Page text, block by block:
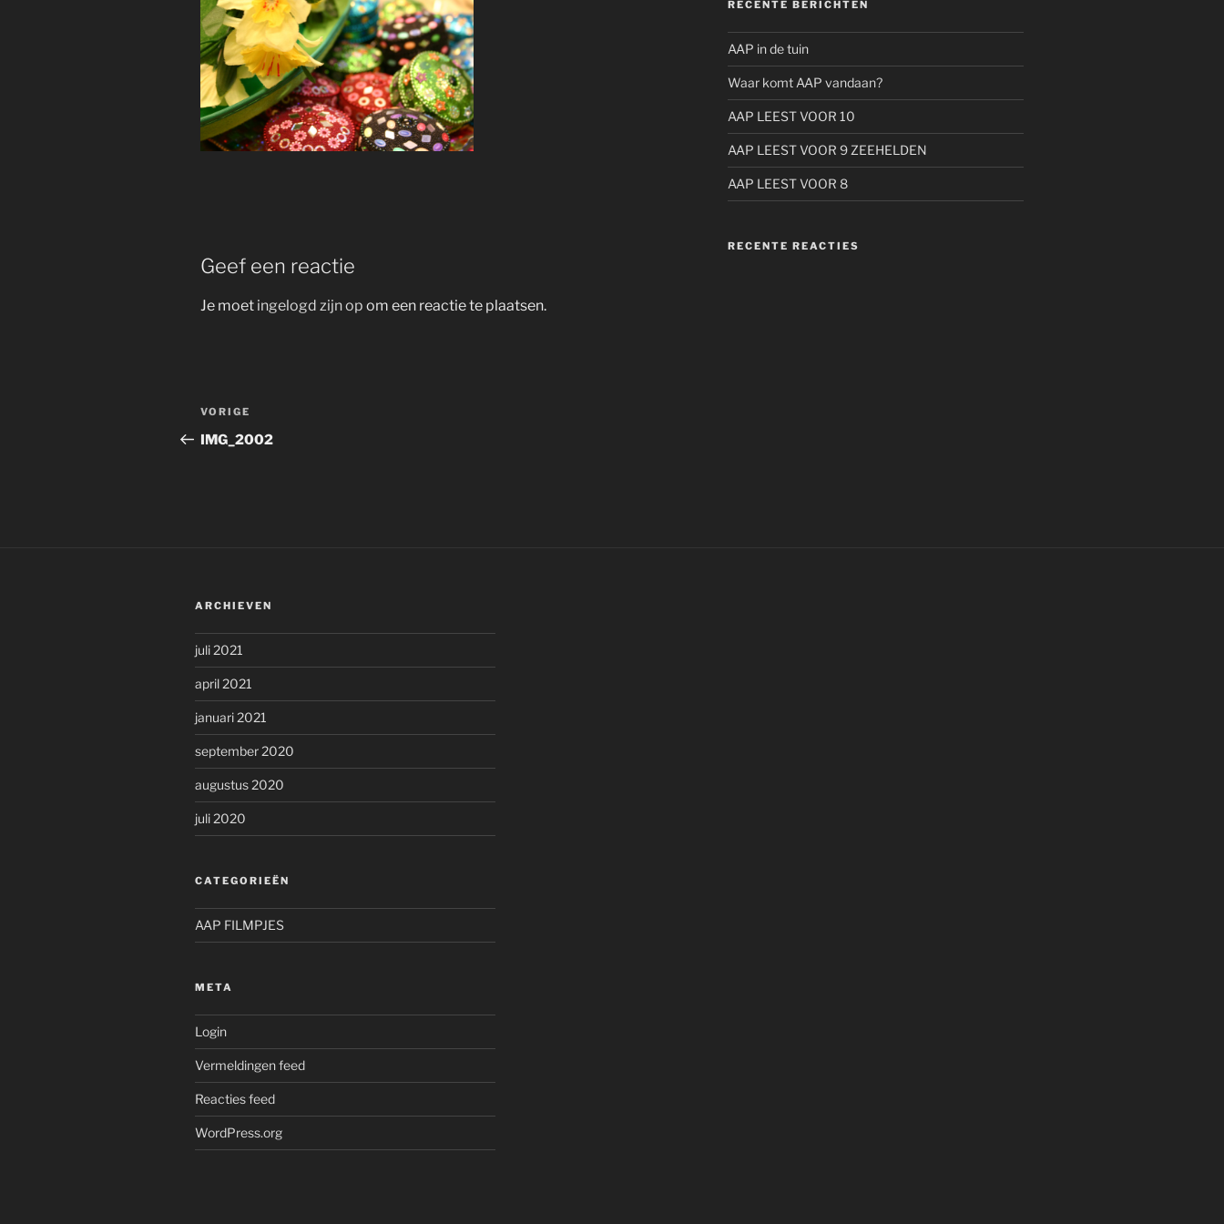
Geef een reactie
Je moet ingelogd zijn op om een reactie te plaatsen.
Bericht
navigatie
Vorig
bericht
VORIGE
IMG_2002
RECENTE BERICHTEN
AAP in de tuin
Waar komt AAP vandaan?
AAP LEEST VOOR 10
AAP LEEST VOOR 9 ZEEHELDEN
AAP LEEST VOOR 8
RECENTE REACTIES
ARCHIEVEN
juli 2021
april 2021
januari 2021
september 2020
augustus 2020
juli 2020
CATEGORIEËN
AAP FILMPJES
META
Login
Vermeldingen feed
Reacties feed
WordPress.org